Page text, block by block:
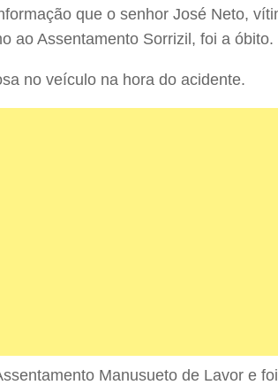
que o senhor José Neto,
ao Assentamento Sorrizil, foi a óbito.
no veículo na hora do acidente.
Manusueto de Lavor e